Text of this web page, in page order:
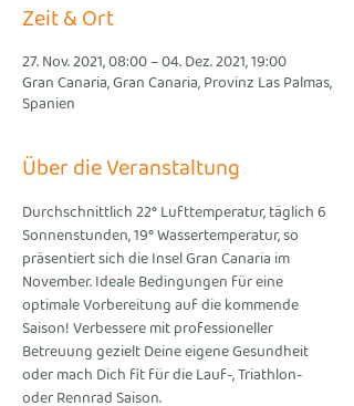
Zeit & Ort
27. Nov. 2021, 08:00 – 04. Dez. 2021, 19:00
Gran Canaria, Gran Canaria, Provinz Las Palmas,
Spanien
Über die Veranstaltung
Durchschnittlich 22° Lufttemperatur, täglich 6
Sonnenstunden, 19° Wassertemperatur, so
präsentiert sich die Insel Gran Canaria im
November. Ideale Bedingungen für eine
optimale Vorbereitung auf die kommende
Saison! Verbessere mit professioneller
Betreuung gezielt Deine eigene Gesundheit
oder mach Dich fit für die Lauf-, Triathlon-
oder Rennrad Saison.